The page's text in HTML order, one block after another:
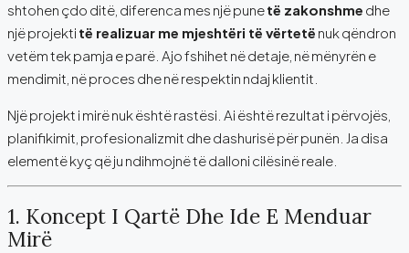
shtohen çdo ditë, diferenca mes një punetë zakonshme dhe
një projekti të realizuar me mjeshtëri të vërtetë nuk qëndron
vetëm tek pamja e parë. Ajo fshihet në detaje, në mënyrën e
mendimit, në proces dhe në respektin ndaj klientit.
Një projekt i mirë nuk është rastësi. Ai është rezultat i përvojës,
planifikimit, profesionalizmit dhe dashurisë për punën. Ja disa
elementë kyç që ju ndihmojnë të dalloni cilësinë reale.
1. Koncept I Qartë Dhe Ide E Menduar
Mirë